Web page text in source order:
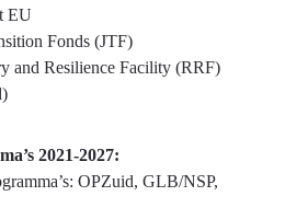
EU
Fonds (JTF)
and Resilience Facility (RRF)
2021-2027:
OPZuid, GLB/NSP,